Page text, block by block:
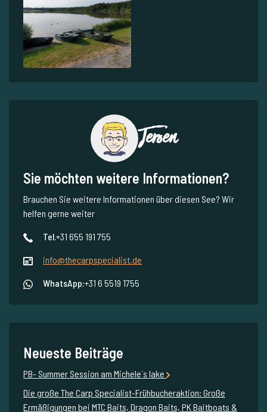
Jeroen
Sie möchten weitere Informationen?
Brauchen Sie weitere Informationen über diesen See? Wir
helfen gerne weiter
Tel.+31 655 191 755
info@thecarpspecialist.de
WhatsApp:+31 6 5519 1755
Neueste Beiträge
PB- Summer Session am Michele`s lake
Die große The Carp Specialist-Frühbucheraktion: Große
Ermäßigungen bei MTC Baits, Dragon Baits, PK Baitboats &